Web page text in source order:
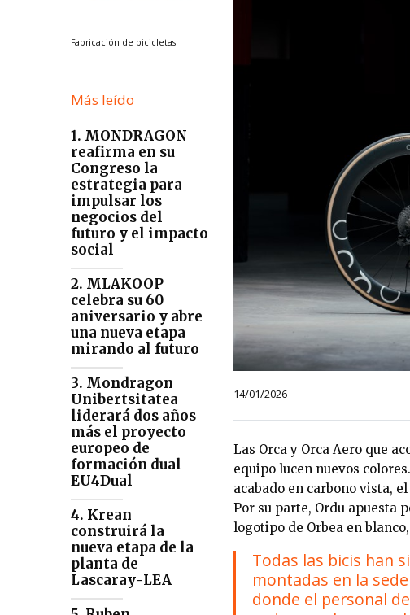
Fabricación de bicicletas.
Más leído
1. MONDRAGON
reafirma en su
Congreso la
estrategia para
impulsar los
negocios del
futuro y el impacto
social
2. MLAKOOP
celebra su 60
aniversario y abre
una nueva etapa
mirando al futuro
3. Mondragon
Unibertsitatea
liderará dos años
más el proyecto
europeo de
formación dual
EU4Dual
4. Krean
construirá la
nueva etapa de la
planta de
Lascaray-LEA
14/01/2026
Las Orca y Orca Aero que
equipo lucen nuevos
acabado en carbono vista,
Por su parte, Ordu apuesta
logotipo de Orbea en
Todas las bicis han
montadas en la
donde el personal